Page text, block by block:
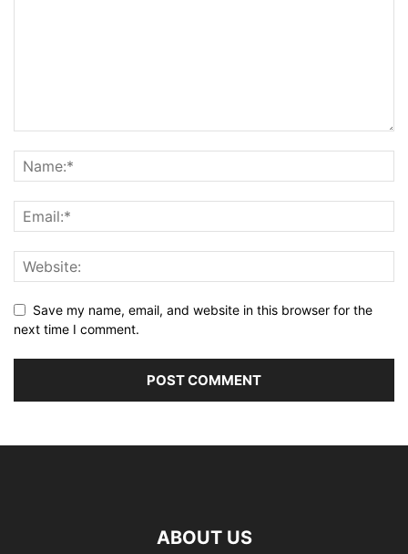
Save my name, email, and website in this browser for the
next time I comment.
ABOUT US